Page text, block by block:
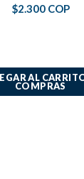
$2.300 COP
AL
COMPRAS